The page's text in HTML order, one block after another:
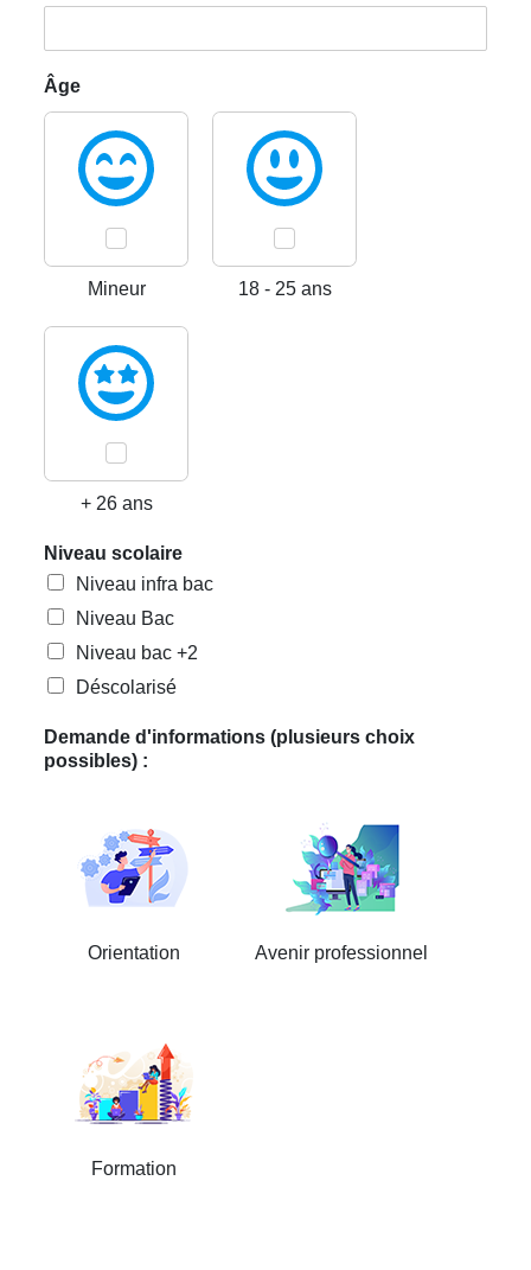
Âge
Mineur 18 - 25 ans
+ 26 ans
Niveau scolaire
Niveau infra bac
Niveau Bac
Niveau bac +2
Déscolarisé
Demande d'informations (plusieurs choix
possibles) :
Orientation Avenir professionnel
Formation